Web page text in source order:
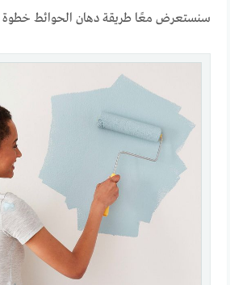
سنستعرض معًا طريقة دهان الحوائط